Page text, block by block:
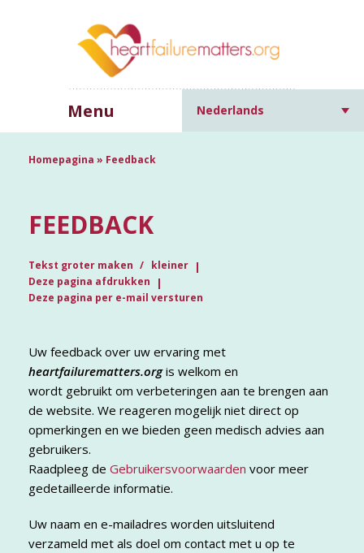
Menu Nederlands
Homepagina » Feedback
FEEDBACK
Tekst groter maken
kleiner
Deze pagina afdrukken
Deze pagina per e-mail versturen
Uw feedback over uw ervaring met
heartfailurematters.orgis welkom en
wordt gebruikt om verbeteringen aan te brengen aan
de website. We reageren mogelijk niet direct op
opmerkingen en we bieden geen medisch advies aan
gebruikers.
Raadpleeg de Gebruikersvoorwaarden voor meer
gedetailleerde informatie.
Uw naam en e-mailadres worden uitsluitend
verzameld met als doel om contact met u op te